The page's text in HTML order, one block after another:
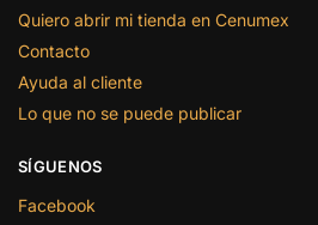
Quiero abrir mi tienda en Cenumex
Contacto
Ayuda al cliente
Lo que no se puede publicar
SÍGUENOS
Facebook